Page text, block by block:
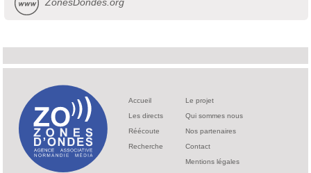
Accueil
Les directs
Réécoute
Recherche
Le projet
Qui sommes nous
Nos partenaires
Contact
Mentions légales